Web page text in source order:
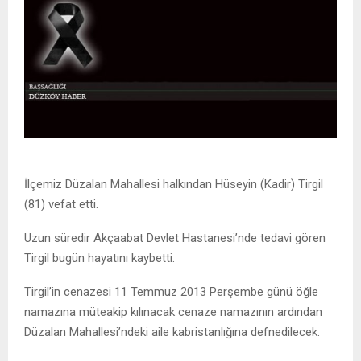
İlçemiz Düzalan Mahallesi halkından Hüseyin (Kadir) Tirgil
(81) vefat etti.
Uzun süredir Akçaabat Devlet Hastanesi’nde tedavi gören
Tirgil bugün hayatını kaybetti.
Tirgil’in cenazesi 11 Temmuz 2013 Perşembe günü öğle
namazına müteakip kılınacak cenaze namazının ardından
Düzalan Mahallesi’ndeki aile kabristanlığına defnedilecek.